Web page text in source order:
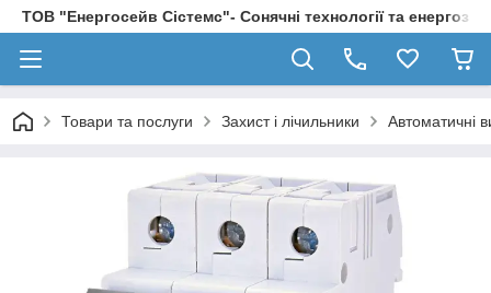
ТОВ "Енергосейв Сістемс"- Сонячні технології та
Товари та послуги Захист і лічильники Автоматичні